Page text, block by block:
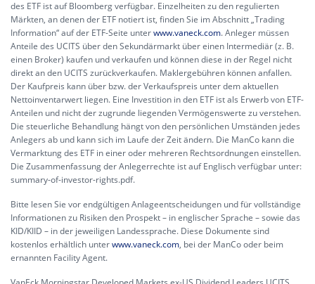
des ETF ist auf Bloomberg verfügbar. Einzelheiten zu den regulierten
Märkten, an denen der ETF notiert ist, finden Sie im Abschnitt „Trading
Information“ auf der ETF-Seite unterwww.vaneck.com. Anleger müssen
Anteile des UCITS über den Sekundärmarkt über einen Intermediär (z. B.
einen Broker) kaufen und verkaufen und können diese in der Regel nicht
direkt an den UCITS zurückverkaufen. Maklergebühren können anfallen.
Der Kaufpreis kann über bzw. der Verkaufspreis unter dem aktuellen
Nettoinventarwert liegen. Eine Investition in den ETF ist als Erwerb von ETF-
Anteilen und nicht der zugrunde liegenden Vermögenswerte zu verstehen.
Die steuerliche Behandlung hängt von den persönlichen Umständen jedes
Anlegers ab und kann sich im Laufe der Zeit ändern. Die ManCo kann die
Vermarktung des ETF in einer oder mehreren Rechtsordnungen einstellen.
Die Zusammenfassung der Anlegerrechte ist auf Englisch verfügbar unter:
summary-of-investor-rights.pdf.
Bitte lesen Sie vor endgültigen Anlageentscheidungen und für vollständige
Informationen zu Risiken den Prospekt – in englischer Sprache – sowie das
KID/KIID – in der jeweiligen Landessprache. Diese Dokumente sind
kostenlos erhältlich unterwww.vaneck.com, bei der ManCo oder beim
ernannten Facility Agent.